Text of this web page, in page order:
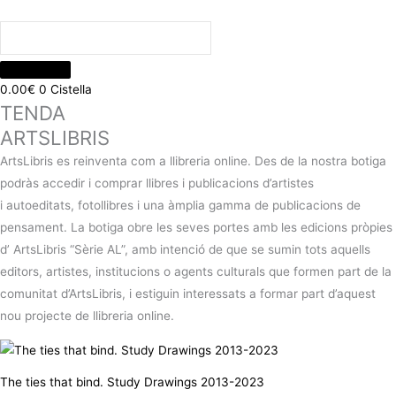
0.00€ 0 Cistella
TENDA
ARTSLIBRIS
ArtsLibris es reinventa com a llibreria online. Des de la nostra botiga
podràs accedir i comprar llibres i publicacions d’artistes
i autoeditats, fotollibres i una àmplia gamma de publicacions de
pensament. La botiga obre les seves portes amb les edicions pròpies
d’ ArtsLibris “Sèrie AL”, amb intenció de que se sumin tots aquells
editors, artistes, institucions o agents culturals que formen part de la
comunitat d’ArtsLibris, i estiguin interessats a formar part d’aquest
nou projecte de llibreria online.
The ties that bind. Study Drawings 2013-2023